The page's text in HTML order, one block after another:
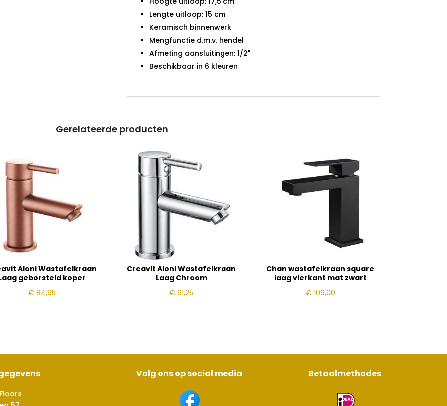
Lengte uitloop: 15 cm
Keramisch binnenwerk
Mengfunctie d.m.v. hendel
Afmeting aansluitingen: 1/2"
Beschikbaar in 6 kleuren
Gerelateerde producten
Aloni Wastafelkraan
geborsteld koper
€ 84,95
Creavit Aloni Wastafelkraan
Laag Chroom
€ 61,25
Chan wastafelkraan square
laag vierkant mat zwart
€ 109,00
Volg ons op social media Betaalmethodes